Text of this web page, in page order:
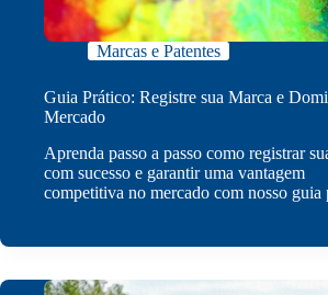
Marcas e Patentes
Guia Prático: Registre sua Marca e
Mercado
Aprenda passo a passo como registrar
com sucesso e garantir uma vantagem
competitiva no mercado com nosso guia